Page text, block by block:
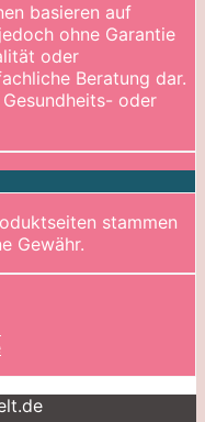
basieren auf
ohne Garantie
oder
Beratung dar.
oder
stammen
Gewähr.